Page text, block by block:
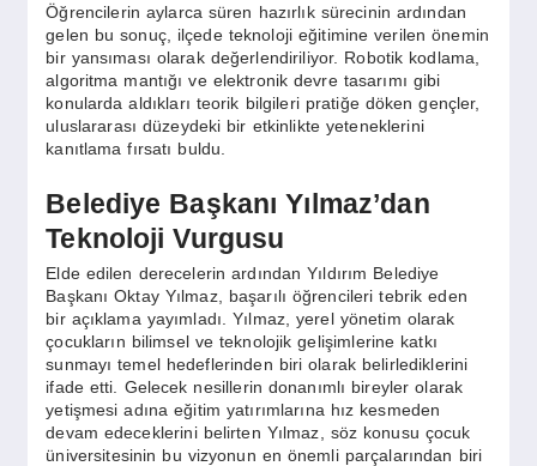
Öğrencilerin aylarca süren hazırlık sürecinin ardından
gelen bu sonuç, ilçede teknoloji eğitimine verilen önemin
bir yansıması olarak değerlendiriliyor. Robotik kodlama,
algoritma mantığı ve elektronik devre tasarımı gibi
konularda aldıkları teorik bilgileri pratiğe döken gençler,
uluslararası düzeydeki bir etkinlikte yeteneklerini
kanıtlama fırsatı buldu.
Belediye Başkanı Yılmaz’dan
Teknoloji Vurgusu
Elde edilen derecelerin ardından Yıldırım Belediye
Başkanı Oktay Yılmaz, başarılı öğrencileri tebrik eden
bir açıklama yayımladı. Yılmaz, yerel yönetim olarak
çocukların bilimsel ve teknolojik gelişimlerine katkı
sunmayı temel hedeflerinden biri olarak belirlediklerini
ifade etti. Gelecek nesillerin donanımlı bireyler olarak
yetişmesi adına eğitim yatırımlarına hız kesmeden
devam edeceklerini belirten Yılmaz, söz konusu çocuk
üniversitesinin bu vizyonun en önemli parçalarından biri